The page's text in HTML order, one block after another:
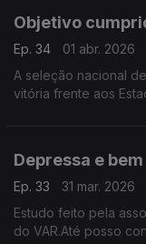
Objetivo
Ep. 34
01 abr. 2026
A seleção nacional
vitória frente aos
Depressa e
Ep. 33
31 mar. 2026
Estudo feito pela
do VAR.Até posso